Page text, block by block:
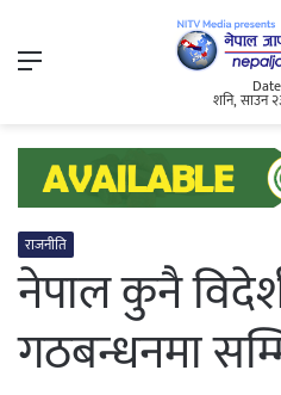
Menu
Date
शनि, साउन
राजनीति
नेपाल कुनै
गठबन्धनमा